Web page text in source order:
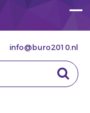
info@buro2010.nl